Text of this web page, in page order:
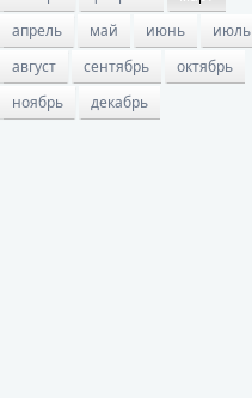
апрель
май июнь
июль
август
сентябрь
октябрь
ноябрь
декабрь